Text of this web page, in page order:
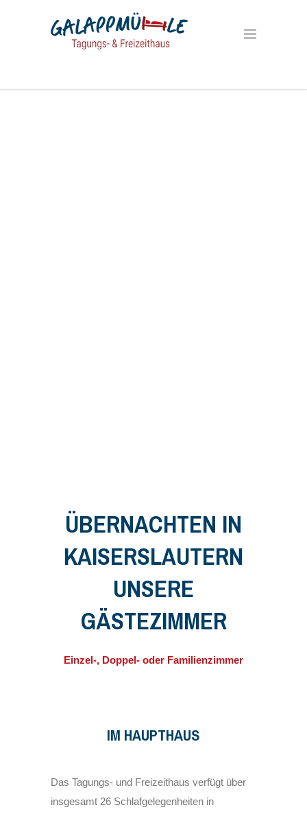
ÜBERNACHTEN IN
KAISERSLAUTERN
UNSERE
GÄSTEZIMMER
Einzel-, Doppel- oder Familienzimmer
IM HAUPTHAUS
Das Tagungs- und Freizeithaus verfügt über
insgesamt 26 Schlafgelegenheiten in